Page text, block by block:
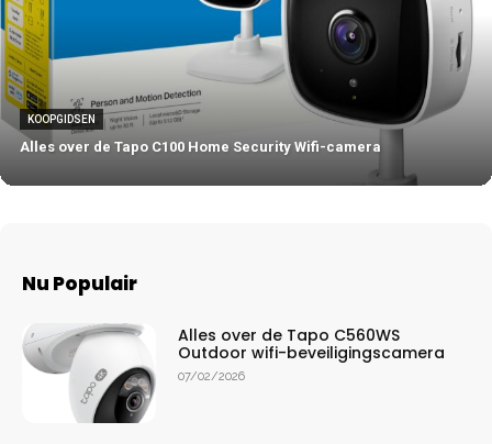
KOOPGIDSEN
Alles over de Tapo C100 Home Security Wifi-camera
Nu Populair
Alles over de Tapo C560WS
Outdoor wifi-beveiligingscamera
07/02/2026